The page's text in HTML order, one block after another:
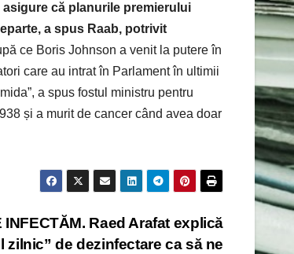
că planurile premierului
a spus Raab, potrivit
ce Boris Johnson a venit la putere în
care au intrat în Parlament în ultimii
a spus fostul ministru pentru
și a murit de cancer când avea doar
INFECTĂM. Raed Arafat explică
zilnic” de dezinfectare ca să ne